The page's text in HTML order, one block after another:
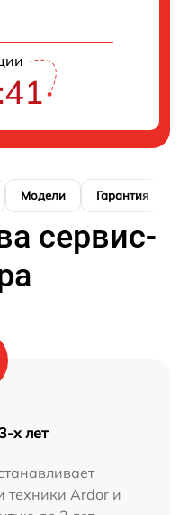
Модели Гарантия
сервис-
х лет
техники Ardor и